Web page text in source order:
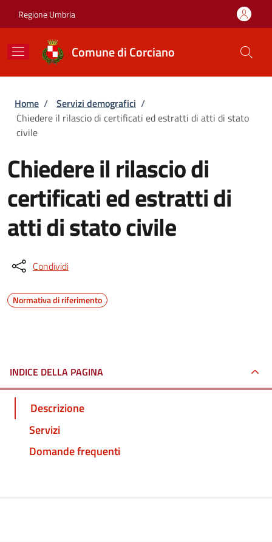
Regione Umbria
Comune di Corciano
Briciole di pane
Home / Servizi demografici /
Chiedere il rilascio di certificati ed estratti di atti di stato
civile
Chiedere il rilascio di
certificati ed estratti di
atti di stato civile
Condividi
Normativa di riferimento
INDICE DELLA PAGINA
Descrizione
Servizi
Domande frequenti